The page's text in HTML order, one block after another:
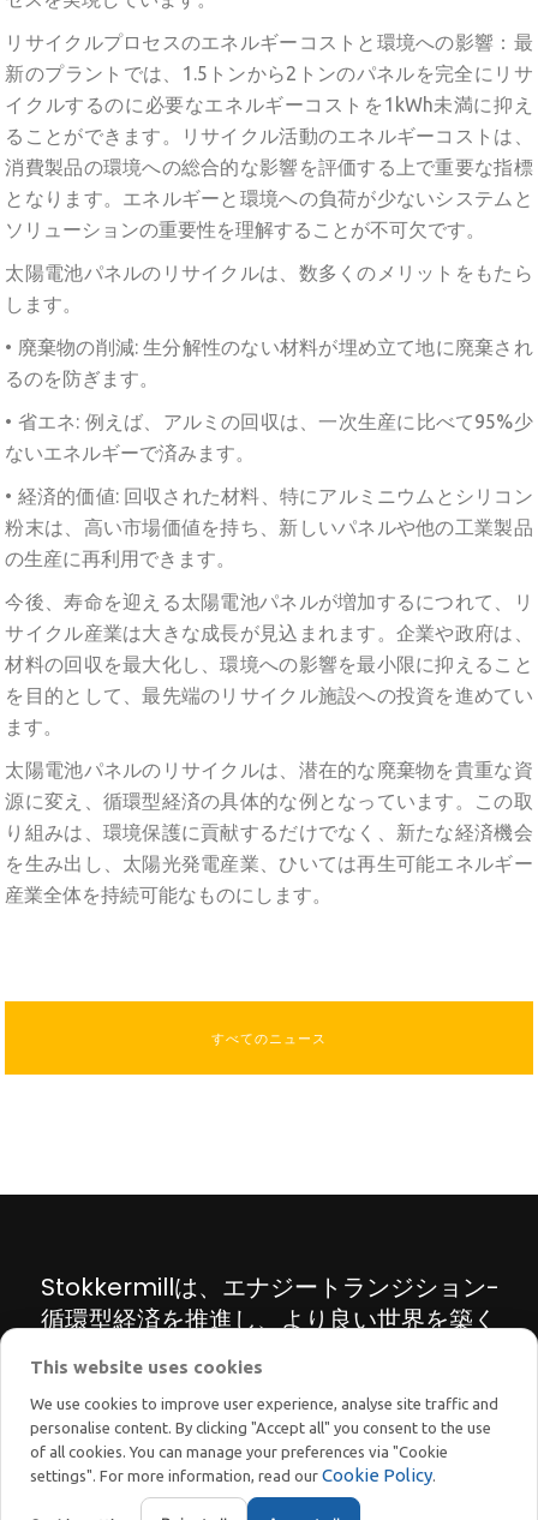
リサイクルプロセスのエネルギーコストと環境への影響：最
新のプラントでは、1.5トンから2トンのパネルを完全にリサ
イクルするのに必要なエネルギーコストを1kWh未満に抑え
ることができます。リサイクル活動のエネルギーコストは、
消費製品の環境への総合的な影響を評価する上で重要な指標
となります。エネルギーと環境への負荷が少ないシステムと
ソリューションの重要性を理解することが不可欠です。
太陽電池パネルのリサイクルは、数多くのメリットをもたら
します。
• 廃棄物の削減: 生分解性のない材料が埋め立て地に廃棄され
るのを防ぎます。
• 省エネ: 例えば、アルミの回収は、一次生産に比べて95%少
ないエネルギーで済みます。
• 経済的価値: 回収された材料、特にアルミニウムとシリコン
粉末は、高い市場価値を持ち、新しいパネルや他の工業製品
の生産に再利用できます。
今後、寿命を迎える太陽電池パネルが増加するにつれて、リ
サイクル産業は大きな成長が見込まれます。企業や政府は、
材料の回収を最大化し、環境への影響を最小限に抑えること
を目的として、最先端のリサイクル施設への投資を進めてい
ます。
太陽電池パネルのリサイクルは、潜在的な廃棄物を貴重な資
源に変え、循環型経済の具体的な例となっています。この取
り組みは、環境保護に貢献するだけでなく、新たな経済機会
を生み出し、太陽光発電産業、ひいては再生可能エネルギー
産業全体を持続可能なものにします。
すべてのニュース
Stokkermillは、エナジートランジション-
循環型経済を推進し、より良い世界を築く
ため、リサイクル機械・プラントの革新的
なソリューションを提案しています。
This website uses cookies
We use cookies to improve user experience, analyse site traffic and
personalise content. By clicking "Accept all" you consent to the use
of all cookies. You can manage your preferences via "Cookie
settings". For more information, read our Cookie Policy.